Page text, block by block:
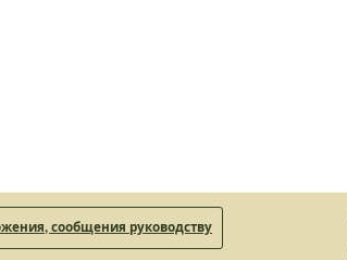
сообщения руководству